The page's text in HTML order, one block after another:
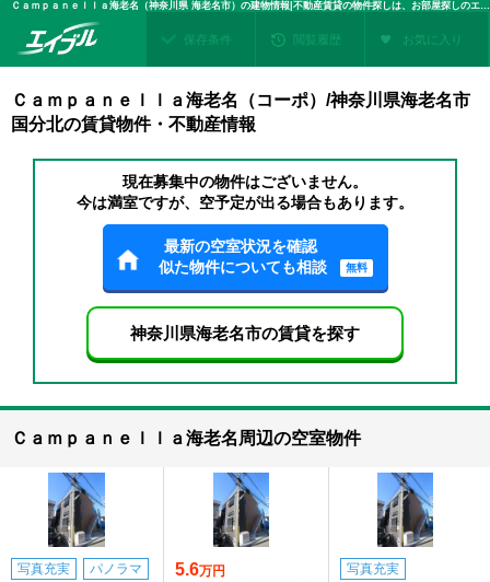
Ｃａｍｐａｎｅｌｌａ海老名（神奈川県 海老名市）の建物情報|不動産賃貸の物件探しは、お部屋探しのエイブル
保存条件 閲覧履歴 お気に入り
Ｃａｍｐａｎｅｌｌａ海老名（コーポ）/神奈川県海老名市
国分北の賃貸物件・不動産情報
現在募集中の物件はございません。
今は満室ですが、空予定が出る場合もあります。
最新の空室状況を確認
似た物件についても相談
無料
神奈川県海老名市の賃貸を探す
Ｃａｍｐａｎｅｌｌａ海老名周辺の空室物件
写真充実 パノラマ 5.6万円
写真充実